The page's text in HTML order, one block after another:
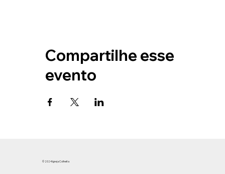
Compartilhe esse
evento
© 2024 Igreja Colheita